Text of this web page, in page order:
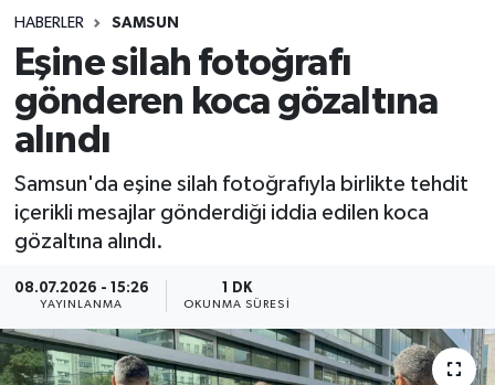
HABERLER SAMSUN
Eşine silah fotoğrafı
gönderen koca gözaltına
alındı
Samsun'da eşine silah fotoğrafıyla birlikte tehdit
içerikli mesajlar gönderdiği iddia edilen koca
gözaltına alındı.
08.07.2026 - 15:26
YAYINLANMA
1 DK
OKUNMA SÜRESI
Spor
Teknoloji
Yaşam